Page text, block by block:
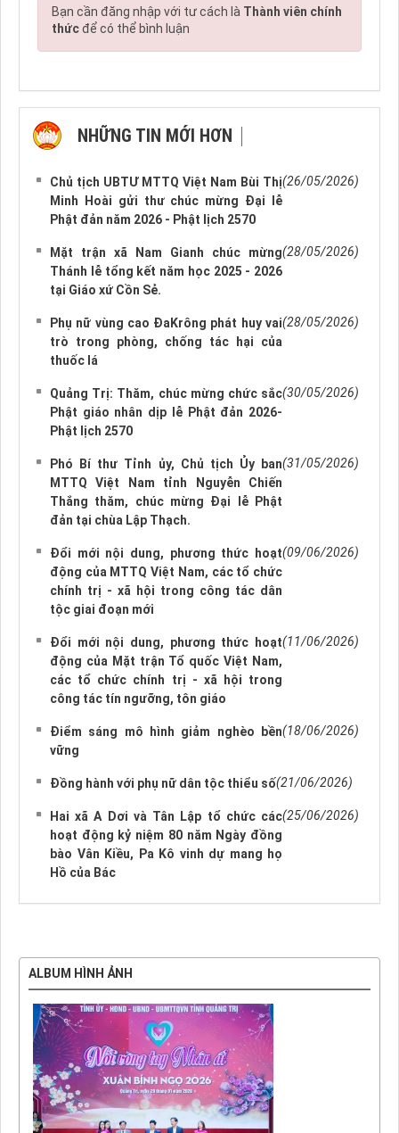
Bạn cần đăng nhập với tư cách là Thành viên chính
thứcđể có thể bình luận
NHỮNG TIN MỚI HƠN
Chủ tịch UBTƯ MTTQ Việt Nam Bùi Thị
Minh Hoài gửi thư chúc mừng Đại lễ
Phật đản năm 2026 - Phật lịch 2570
(26/05/2026)
Mặt trận xã Nam Gianh chúc mừng
Thánh lễ tổng kết năm học 2025 - 2026
tại Giáo xứ Cồn Sẻ.
(28/05/2026)
Phụ nữ vùng cao ĐaKrông phát huy vai
trò trong phòng, chống tác hại của
thuốc lá
(28/05/2026)
Quảng Trị: Thăm, chúc mừng chức sắc
Phật giáo nhân dịp lễ Phật đản 2026-
Phật lịch 2570
(30/05/2026)
Phó Bí thư Tỉnh ủy, Chủ tịch Ủy ban
MTTQ Việt Nam tỉnh Nguyễn Chiến
Thắng thăm, chúc mừng Đại lễ Phật
đản tại chùa Lập Thạch.
(31/05/2026)
Đổi mới nội dung, phương thức hoạt
động của MTTQ Việt Nam, các tổ chức
chính trị - xã hội trong công tác dân
tộc giai đoạn mới
(09/06/2026)
Đổi mới nội dung, phương thức hoạt
động của Mặt trận Tổ quốc Việt Nam,
các tổ chức chính trị - xã hội trong
công tác tín ngưỡng, tôn giáo
(11/06/2026)
Điểm sáng mô hình giảm nghèo bền
vững
(18/06/2026)
Đồng hành với phụ nữ dân tộc thiểu số(21/06/2026)
Hai xã A Dơi và Tân Lập tổ chức các
hoạt động kỷ niệm 80 năm Ngày đồng
bào Vân Kiều, Pa Kô vinh dự mang họ
Hồ của Bác
(25/06/2026)
ALBUM HÌNH ẢNH